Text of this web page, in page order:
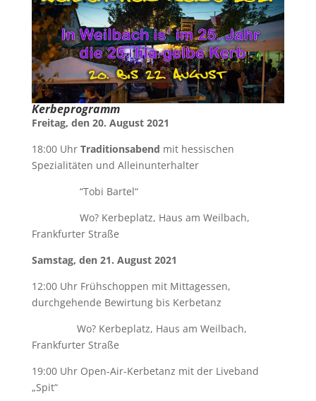
Kerbeprogramm
Freitag, den 20. August 2021
18:00 Uhr Traditionsabend mit hessischen
Spezialitäten und Alleinunterhalter
“Tobi Bartel“
Wo? Kerbeplatz, Haus am Weilbach,
Frankfurter Straße
Samstag, den 21. August 2021
12:00 Uhr Frühschoppen mit Mittagessen,
durchgehende Bewirtung bis Kerbetanz
Wo? Kerbeplatz, Haus am Weilbach,
Frankfurter Straße
19:00 Uhr Open-Air-Kerbetanz mit der Liveband
„Spit“